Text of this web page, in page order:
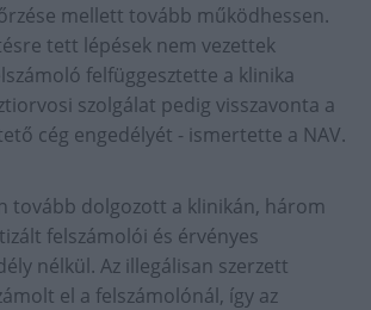
mellett tovább működhessen.
tett lépések nem vezettek
felfüggesztette a klinika
szolgálat pedig visszavonta a
cég engedélyét - ismertette a NAV.
tovább dolgozott a klinikán, három
felszámolói és érvényes
nélkül. Az illegálisan szerzett
el a felszámolónál, így az